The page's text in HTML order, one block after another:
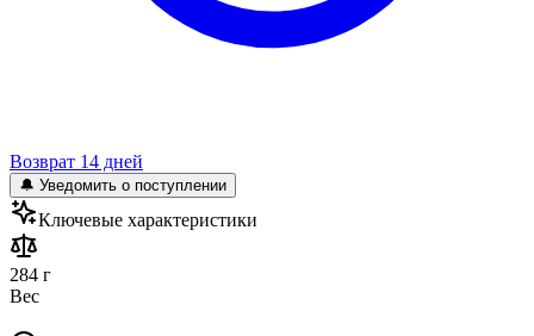
Возврат 14 дней
🔔 Уведомить о поступлении
Ключевые характеристики
284 г
Вес